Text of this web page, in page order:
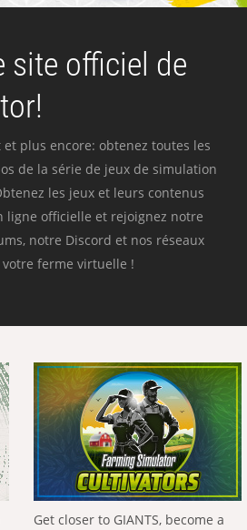
site officiel de
plus encore: obtenez toutes les
de la série de jeux de simulation
les jeux et leurs contenus
officielle et rejoignez notre
notre Discord et nos réseaux
votre ferme virtuelle !
Get closer to GIANTS, become a